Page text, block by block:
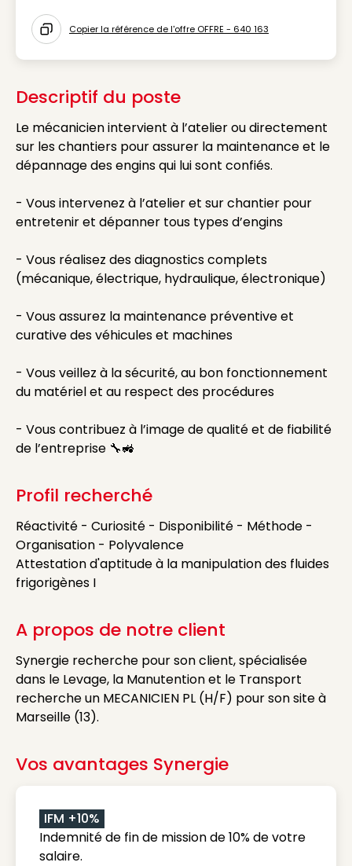
Icon copy to clipboard
Copier la référence de l'offre OFFRE - 640 163
Descriptif du poste
Le mécanicien intervient à l’atelier ou directement
sur les chantiers pour assurer la maintenance et le
dépannage des engins qui lui sont confiés.
- Vous intervenez à l’atelier et sur chantier pour
entretenir et dépanner tous types d’engins
- Vous réalisez des diagnostics complets
(mécanique, électrique, hydraulique, électronique)
- Vous assurez la maintenance préventive et
curative des véhicules et machines
- Vous veillez à la sécurité, au bon fonctionnement
du matériel et au respect des procédures
- Vous contribuez à l’image de qualité et de fiabilité
de l’entreprise 🔧🚜
Profil recherché
Réactivité - Curiosité - Disponibilité - Méthode -
Organisation - Polyvalence
Attestation d'aptitude à la manipulation des fluides
frigorigènes I
A propos de notre client
Synergie recherche pour son client, spécialisée
dans le Levage, la Manutention et le Transport
recherche un MECANICIEN PL (H/F) pour son site à
Marseille (13).
Vos avantages Synergie
IFM +10%
Indemnité de fin de mission de 10% de votre
salaire.